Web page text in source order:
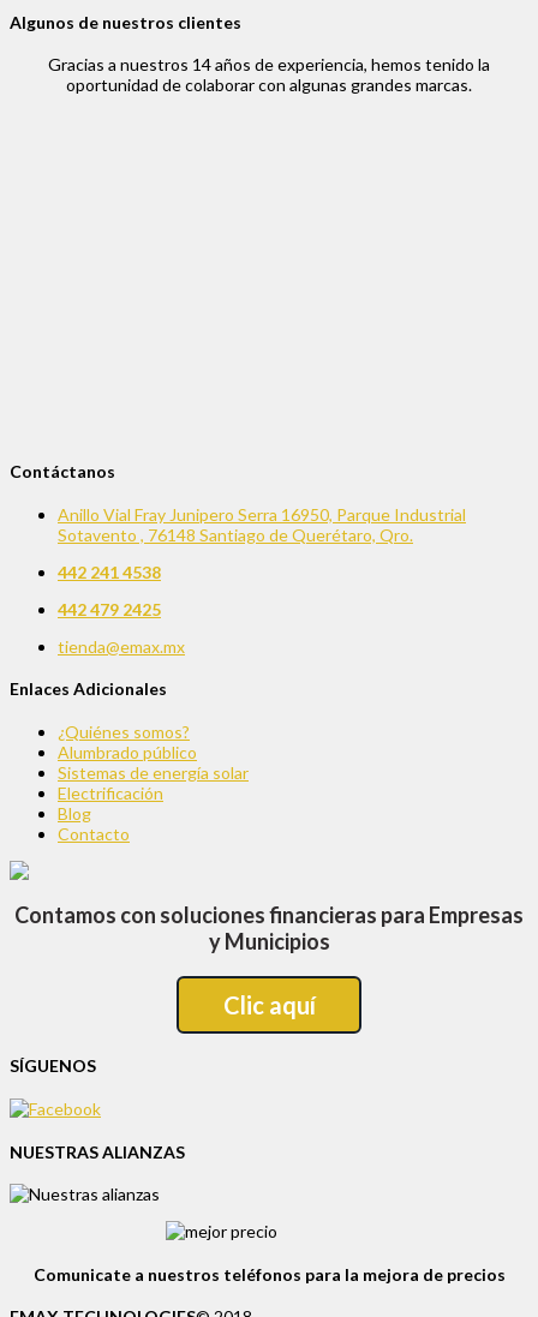
Algunos de nuestros clientes
Gracias a nuestros 14 años de experiencia, hemos tenido la
oportunidad de colaborar con algunas grandes marcas.
Contáctanos
Anillo Vial Fray Junipero Serra 16950, Parque Industrial
Sotavento , 76148 Santiago de Querétaro, Qro.
442 241 4538
442 479 2425
tienda@emax.mx
Enlaces Adicionales
¿Quiénes somos?
Alumbrado público
Sistemas de energía solar
Electrificación
Blog
Contacto
Contamos con soluciones financieras para Empresas
y Municipios
Clic aquí
SÍGUENOS
NUESTRAS ALIANZAS
Comunicate a nuestros teléfonos para la mejora de precios